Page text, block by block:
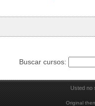
Buscar cursos:
Usted no
Original